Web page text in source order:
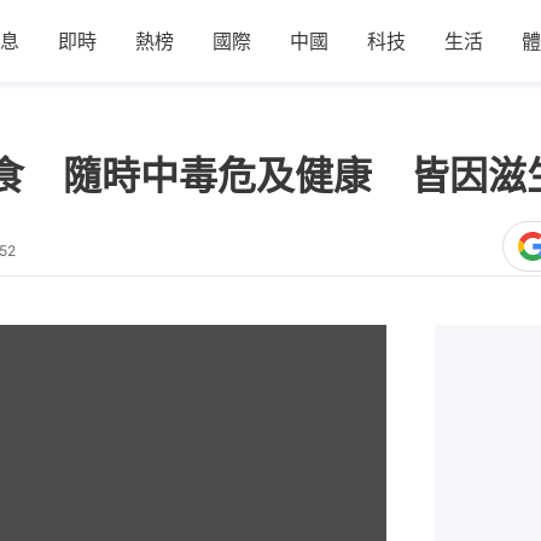
即時 熱榜 國際 中國 科技 生活
隨時中毒危及健康 皆因滋